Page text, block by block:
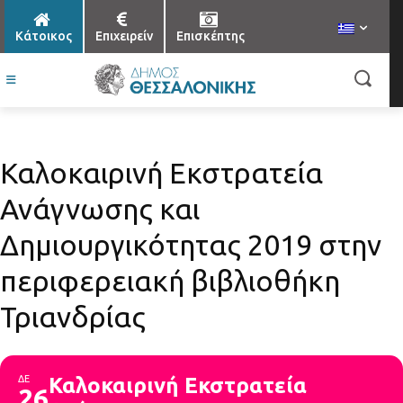
Κάτοικος Επιχειρείν Επισκέπτης
Καλοκαιρινή Εκστρατεία
Ανάγνωσης και
Δημιουργικότητας 2019 στην
περιφερειακή βιβλιοθήκη
Τριανδρίας
ΔΕ
Καλοκαιρινή Εκστρατεία